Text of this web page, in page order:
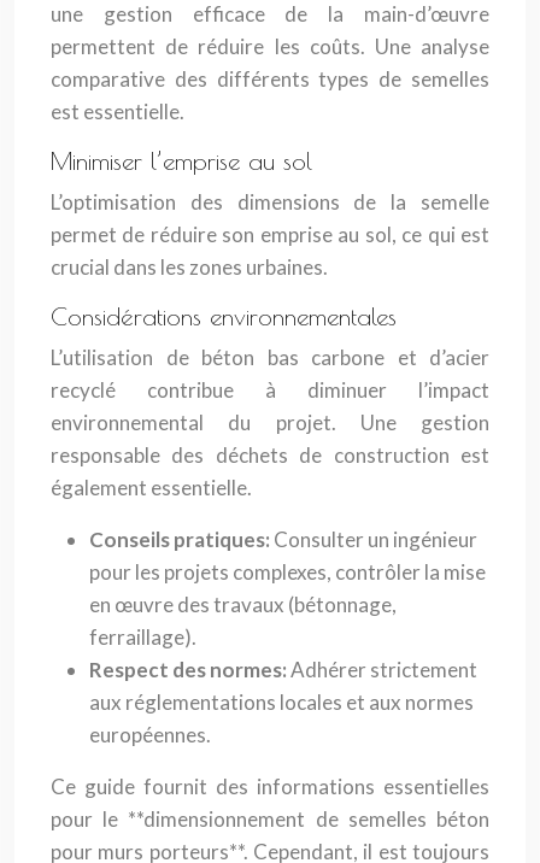
une gestion efficace de la main-d’œuvre
permettent de réduire les coûts. Une analyse
comparative des différents types de semelles
est essentielle.
Minimiser l’emprise au sol
L’optimisation des dimensions de la semelle
permet de réduire son emprise au sol, ce qui est
crucial dans les zones urbaines.
Considérations environnementales
L’utilisation de béton bas carbone et d’acier
recyclé contribue à diminuer l’impact
environnemental du projet. Une gestion
responsable des déchets de construction est
également essentielle.
Conseils pratiques: Consulter un ingénieur
pour les projets complexes, contrôler la mise
en œuvre des travaux (bétonnage,
ferraillage).
Respect des normes:Adhérer strictement
aux réglementations locales et aux normes
européennes.
Ce guide fournit des informations essentielles
pour le **dimensionnement de semelles béton
pour murs porteurs**. Cependant, il est toujours